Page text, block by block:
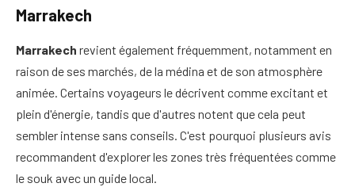
Marrakech
Marrakech revient également fréquemment, notamment en
raison de ses marchés, de la médina et de son atmosphère
animée. Certains voyageurs le décrivent comme excitant et
plein d'énergie, tandis que d'autres notent que cela peut
sembler intense sans conseils. C'est pourquoi plusieurs avis
recommandent d'explorer les zones très fréquentées comme
le souk avec un guide local.